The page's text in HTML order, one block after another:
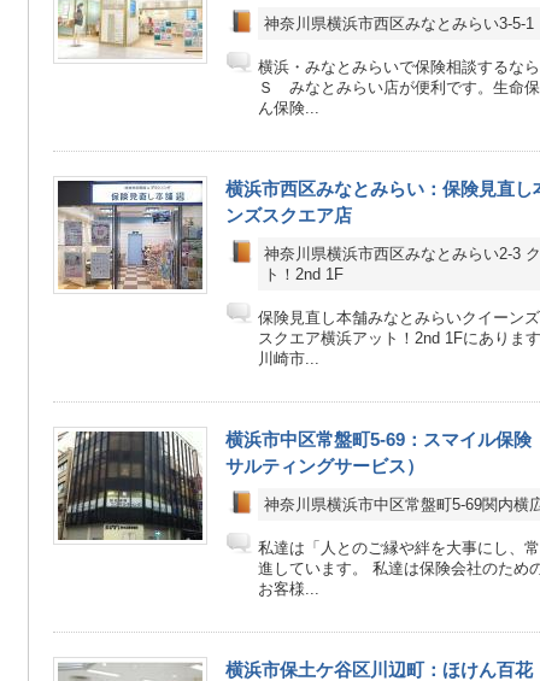
神奈川県横浜市西区みなとみらい3-5-
横浜・みなとみらいで保険相談する
Ｓ みなとみらい店が便利です。生命
ん保険...
横浜市西区みなとみらい：保険見直
ンズスクエア店
神奈川県横浜市西区みなとみらい2-3
ト！2nd 1F
保険見直し本舗みなとみらいクイーン
スクエア横浜アット！2nd 1Fにありま
川崎市...
横浜市中区常盤町5-69：スマイル保険
サルティングサービス）
神奈川県横浜市中区常盤町5-69関内横
私達は「人とのご縁や絆を大事にし、
進しています。 私達は保険会社のため
お客様...
横浜市保土ケ谷区川辺町：ほけん百